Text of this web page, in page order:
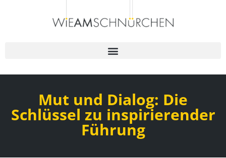
Mut und Dialog: Die
Schlüssel zu inspirierender
Führung